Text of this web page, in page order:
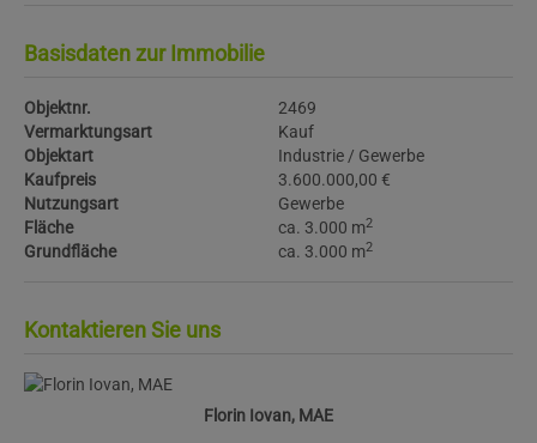
Basisdaten zur Immobilie
Objektnr.
2469
Vermarktungsart
Kauf
Objektart
Industrie / Gewerbe
Kaufpreis
3.600.000,00 €
Nutzungsart
Gewerbe
Fläche
ca. 3.000 m2
Grundfläche ca. 3.000 m2
Kontaktieren Sie uns
Florin Iovan, MAE